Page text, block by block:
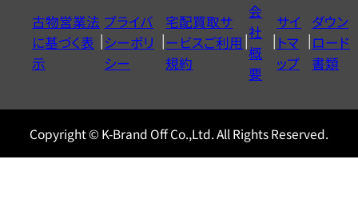
ヤ
ル
0120604117
古物営業法
に基づく表
示
プライバ
シーポリ
シー
宅配買取サ
ービスご利用
規約
会
社
概
要
サイ
トマ
ップ
ダウン
ロード
書類
Copyright © K-Brand Off Co.,Ltd. All Rights Reserved.